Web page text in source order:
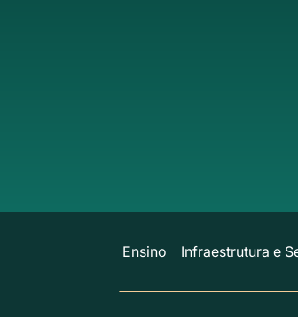
Ensino Infraestrutura e